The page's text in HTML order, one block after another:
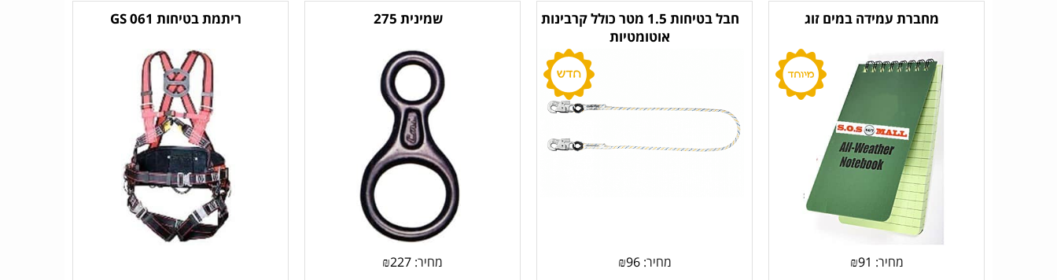
מחברת עמידה במים זוג
מחיר: ₪91
חבל בטיחות 1.5 מטר כולל קרבינות
אוטומטיות
מחיר: ₪96
שמינית 275
מחיר: ₪227
ריתמת בטיחות GS 061